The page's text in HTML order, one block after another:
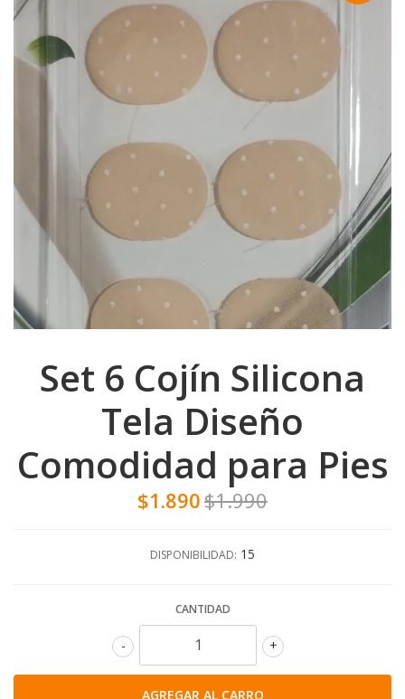
Set 6 Cojín Silicona
Tela Diseño
Comodidad para Pies
$1.890$1.990
DISPONIBILIDAD: 15
CANTIDAD
+
-